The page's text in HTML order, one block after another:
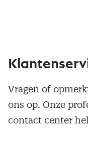
Vragen of
ons op. Onze
contact center